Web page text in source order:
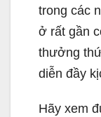
trong các
ở rất gần
thưởng
diễn đầy
Hãy xem